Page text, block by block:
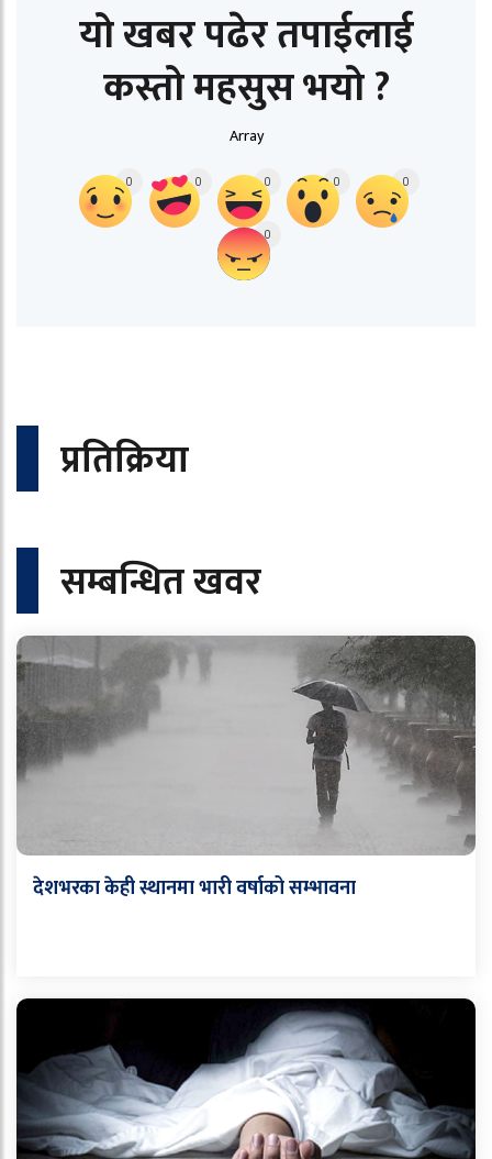
यो खबर पढेर तपाईलाई
कस्तो महसुस भयो ?
Array
0 0 0 0 0
0
प्रतिक्रिया
सम्बन्धित खवर
देशभरका केही स्थानमा भारी वर्षाको सम्भावना